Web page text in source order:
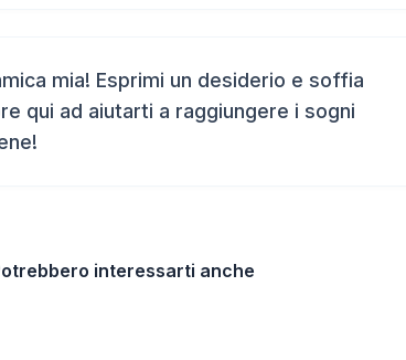
mia! Esprimi un desiderio e soffia
qui ad aiutarti a raggiungere i sogni
interessarti anche